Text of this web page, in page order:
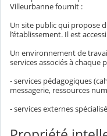
Villeurbanne fournit :
Un site public qui propose
l’établissement. Il est
Un environnement de
services associés à chaque
- services pédagogiques
messagerie, ressources
- services externes